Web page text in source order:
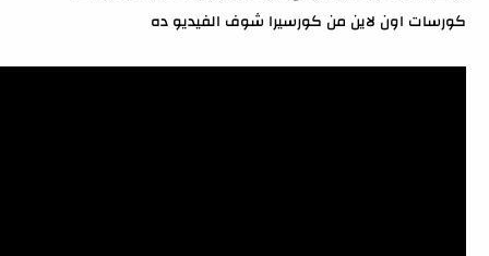
كورسات اون لاين من كورسيرا شوف الفيديو ده